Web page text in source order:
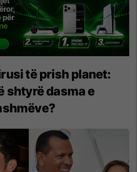
të prish planet:
shtyrë dasma e